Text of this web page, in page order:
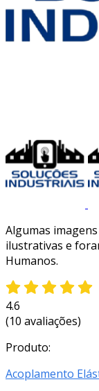
Algumas
ilustrativas e
Humanos.
4.6
(10 avaliações)
Produto:
Acoplamento